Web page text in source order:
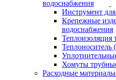
водоснабжения
Инструмент
Крепежные
водоснабжения
Теплоизоляция
Теплоноситель
Хомуты
Расходные